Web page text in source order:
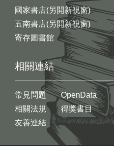
國家書店(另開新視窗)
五南書店(另開新視窗)
寄存圖書館
相關連結
常見問題
相關法規
友善連結
OpenData
得獎書目